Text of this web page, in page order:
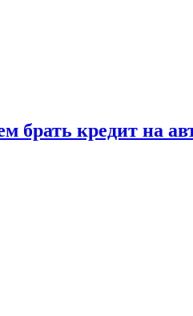
брать кредит на